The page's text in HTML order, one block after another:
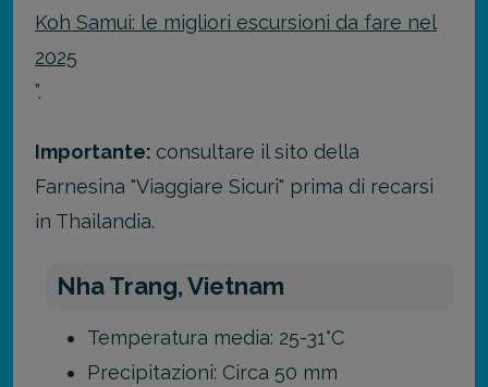
Koh Samui: le migliori escursioni da fare nel
2025
”.
Importante: consultare il sito della
Farnesina "Viaggiare Sicuri" prima di recarsi
in Thailandia.
Nha Trang, Vietnam
Temperatura media: 25-31°C
Precipitazioni: Circa 50 mm